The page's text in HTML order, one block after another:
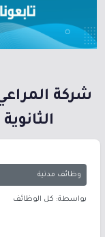
شركة
وظائف مدنية
بواسطة: كل الوظائف